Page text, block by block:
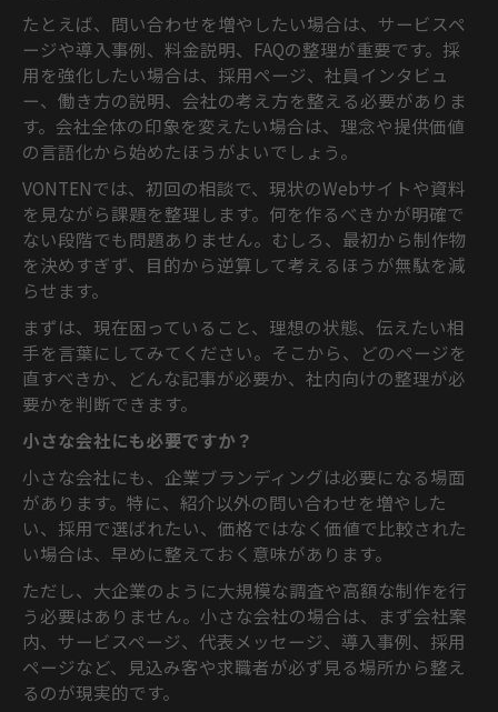
たとえば、問い合わせを増やしたい場合は、サービスペ
ージや導入事例、料金説明、FAQの整理が重要です。採
用を強化したい場合は、採用ページ、社員インタビュ
ー、働き方の説明、会社の考え方を整える必要がありま
す。会社全体の印象を変えたい場合は、理念や提供価値
の言語化から始めたほうがよいでしょう。
VONTENでは、初回の相談で、現状のWebサイトや資料
を見ながら課題を整理します。何を作るべきかが明確で
ない段階でも問題ありません。むしろ、最初から制作物
を決めすぎず、目的から逆算して考えるほうが無駄を減
らせます。
まずは、現在困っていること、理想の状態、伝えたい相
手を言葉にしてみてください。そこから、どのページを
直すべきか、どんな記事が必要か、社内向けの整理が必
要かを判断できます。
小さな会社にも必要ですか？
小さな会社にも、企業ブランディングは必要になる場面
があります。特に、紹介以外の問い合わせを増やした
い、採用で選ばれたい、価格ではなく価値で比較された
い場合は、早めに整えておく意味があります。
ただし、大企業のように大規模な調査や高額な制作を行
う必要はありません。小さな会社の場合は、まず会社案
内、サービスページ、代表メッセージ、導入事例、採用
ページなど、見込み客や求職者が必ず見る場所から整え
るのが現実的です。